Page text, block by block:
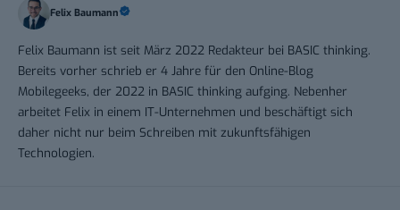
Felix Baumann
Felix Baumann ist seit März 2022 Redakteur bei BASIC thinking.
Bereits vorher schrieb er 4 Jahre für den Online-Blog
Mobilegeeks, der 2022 in BASIC thinking aufging. Nebenher
arbeitet Felix in einem IT-Unternehmen und beschäftigt sich
daher nicht nur beim Schreiben mit zukunftsfähigen
Technologien.